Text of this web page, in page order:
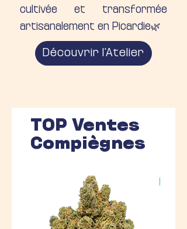
cultivée et transformée
artisanalement en Picardie🌿
Découvrir l'Atelier
TOP Ventes
Compiègnes